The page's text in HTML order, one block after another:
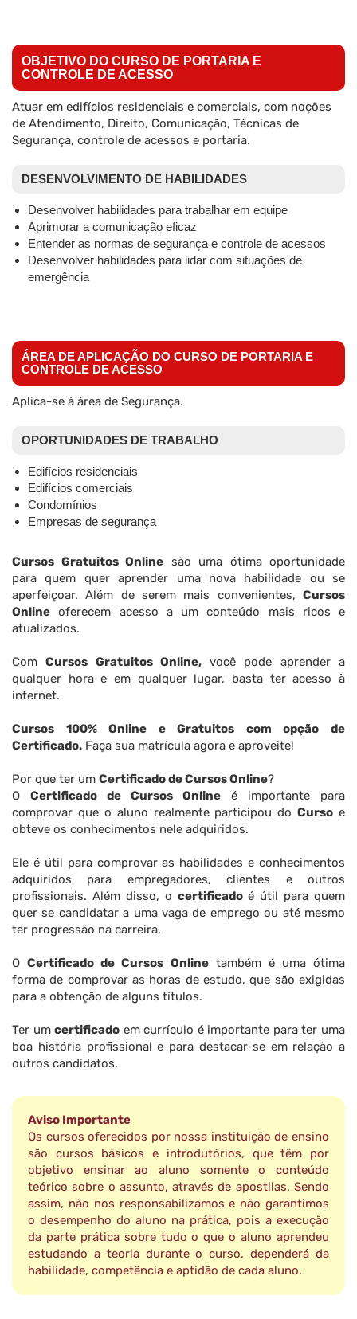
OBJETIVO DO CURSO DE PORTARIA E
CONTROLE DE ACESSO
Atuar em edifícios residenciais e comerciais, com noções
de Atendimento, Direito, Comunicação, Técnicas de
Segurança, controle de acessos e portaria.
DESENVOLVIMENTO DE HABILIDADES
Desenvolver habilidades para trabalhar em equipe
Aprimorar a comunicação eficaz
Entender as normas de segurança e controle de acessos
Desenvolver habilidades para lidar com situações de
emergência
ÁREA DE APLICAÇÃO DO CURSO DE PORTARIA E
CONTROLE DE ACESSO
Aplica-se à área de Segurança.
OPORTUNIDADES DE TRABALHO
Edifícios residenciais
Edifícios comerciais
Condomínios
Empresas de segurança
Cursos Gratuitos Online são uma ótima oportunidade
para quem quer aprender uma nova habilidade ou se
aperfeiçoar. Além de serem mais convenientes, Cursos
Online oferecem acesso a um conteúdo mais ricos e
atualizados.
ComCursos Gratuitos Online,você pode aprender a
qualquer hora e em qualquer lugar, basta ter acesso à
internet.
Cursos 100% Online e Gratuitos com opção de
Certificado. Faça sua matrícula agora e aproveite!
Por que ter um Certificado de Cursos Online?
O Certificado de Cursos Online é importante para
comprovar que o aluno realmente participou doCurso e
obteve os conhecimentos nele adquiridos.
Ele é útil para comprovar as habilidades e conhecimentos
adquiridos para empregadores, clientes e outros
profissionais. Além disso, o certificadoé útil para quem
quer se candidatar a uma vaga de emprego ou até mesmo
ter progressão na carreira.
OCertificado de Cursos Onlinetambém é uma ótima
forma de comprovar as horas de estudo, que são exigidas
para a obtenção de alguns títulos.
Ter umcertificado em currículo é importante para ter uma
boa história profissional e para destacar-se em relação a
outros candidatos.
Aviso Importante
Os cursos oferecidos por nossa instituição de ensino
são cursos básicos e introdutórios, que têm por
objetivo ensinar ao aluno somente o conteúdo
teórico sobre o assunto, através de apostilas. Sendo
assim, não nos responsabilizamos e não garantimos
o desempenho do aluno na prática, pois a execução
da parte prática sobre tudo o que o aluno aprendeu
estudando a teoria durante o curso, dependerá da
habilidade, competência e aptidão de cada aluno.